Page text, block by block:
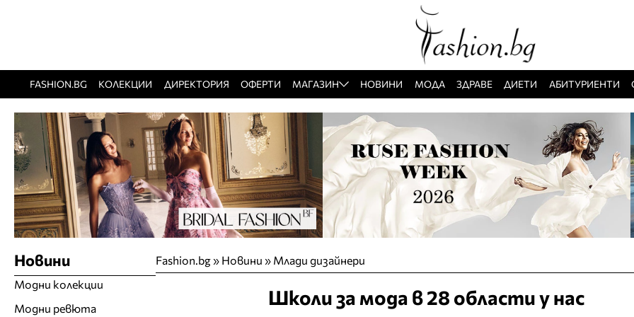
FASHION.BG КОЛЕКЦИИ ДИРЕКТОРИЯ ОФЕРТИ МАГАЗИН НОВИНИ МОДА ЗДРАВЕ ДИЕТИ АБИТУРИЕНТИ
Fashion.bg» Новини » Млади дизайнери
Школи за мода в 28 области у нас
Новини
Модни колекции
Модни ревюта